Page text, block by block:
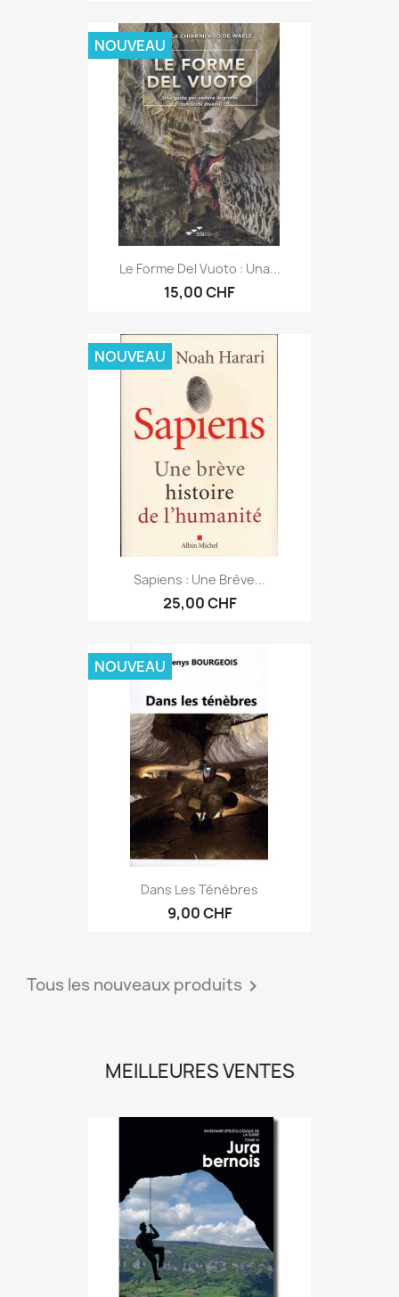
Le Forme Del Vuoto : Una...
15,00 CHF
NOUVEAU
Sapiens : Une Brève...
25,00 CHF
NOUVEAU
Dans Les Ténébres
9,00 CHF
NOUVEAU
Tous les nouveaux produits 
MEILLEURES VENTES